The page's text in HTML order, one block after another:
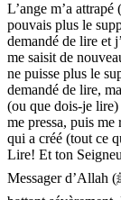
L’ange m’a
pouvais plus le
demandé de lire et
me saisit de
ne puisse plus le
demandé de lire,
(ou que dois-je
me pressa, puis
qui a créé (tout ce
Lire! Et ton
Messager d’Allah (ﷺ) est revenu avec l’Inspiration et le cœur